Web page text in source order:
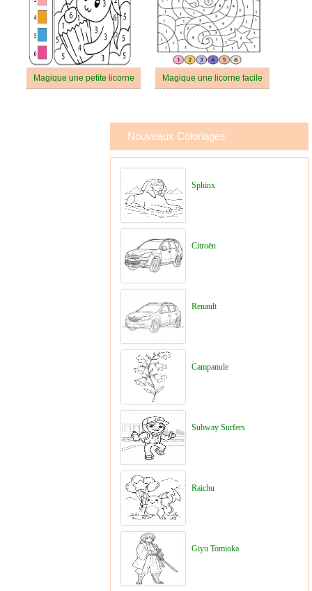
Magique une petite licorne Magique une licorne facile
Nouveaux Coloriages
Sphinx
Citroën
Renault
Campanule
Subway Surfers
Raichu
Giyu Tomioka